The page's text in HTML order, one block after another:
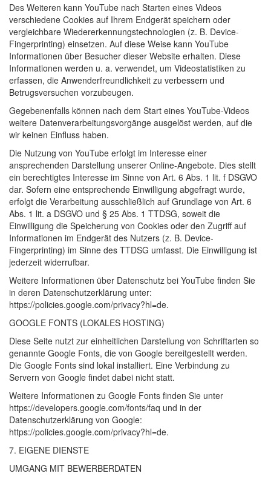
Des Weiteren kann YouTube nach Starten eines Videos
verschiedene Cookies auf Ihrem Endgerät speichern oder
vergleichbare Wiedererkennungstechnologien (z. B. Device-
Fingerprinting) einsetzen. Auf diese Weise kann YouTube
Informationen über Besucher dieser Website erhalten. Diese
Informationen werden u. a. verwendet, um Videostatistiken zu
erfassen, die Anwenderfreundlichkeit zu verbessern und
Betrugsversuchen vorzubeugen.
Gegebenenfalls können nach dem Start eines YouTube-Videos
weitere Datenverarbeitungsvorgänge ausgelöst werden, auf die
wir keinen Einfluss haben.
Die Nutzung von YouTube erfolgt im Interesse einer
ansprechenden Darstellung unserer Online-Angebote. Dies stellt
ein berechtigtes Interesse im Sinne von Art. 6 Abs. 1 lit. f DSGVO
dar. Sofern eine entsprechende Einwilligung abgefragt wurde,
erfolgt die Verarbeitung ausschließlich auf Grundlage von Art. 6
Abs. 1 lit. a DSGVO und § 25 Abs. 1 TTDSG, soweit die
Einwilligung die Speicherung von Cookies oder den Zugriff auf
Informationen im Endgerät des Nutzers (z. B. Device-
Fingerprinting) im Sinne des TTDSG umfasst. Die Einwilligung ist
jederzeit widerrufbar.
Weitere Informationen über Datenschutz bei YouTube finden Sie
in deren Datenschutzerklärung unter:
https://policies.google.com/privacy?hl=de.
GOOGLE FONTS (LOKALES HOSTING)
Diese Seite nutzt zur einheitlichen Darstellung von Schriftarten so
genannte Google Fonts, die von Google bereitgestellt werden.
Die Google Fonts sind lokal installiert. Eine Verbindung zu
Servern von Google findet dabei nicht statt.
Weitere Informationen zu Google Fonts finden Sie unter
https://developers.google.com/fonts/faq und in der
Datenschutzerklärung von Google:
https://policies.google.com/privacy?hl=de.
7. EIGENE DIENSTE
UMGANG MIT BEWERBERDATEN